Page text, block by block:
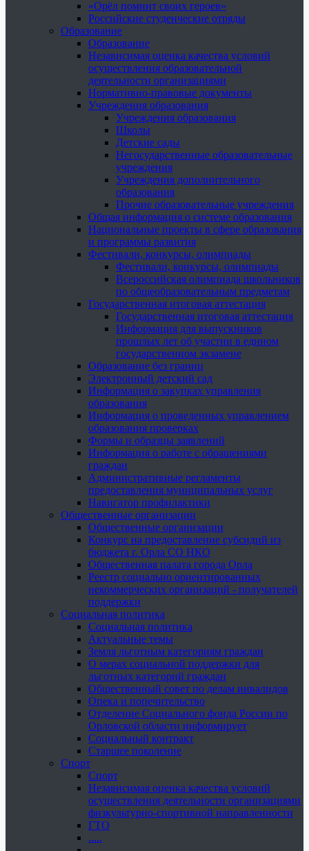
«Орёл помнит своих героев»
Российские студенческие отряды
Образование
Образование
Независимая оценка качества условий
осуществления образовательной
деятельности организациями
Нормативно-правовые документы
Учреждения образования
Учреждения образования
Школы
Детские сады
Негосударственные образовательные
учреждения
Учреждения дополнительного
образования
Прочие образовательные учреждения
Общая информация о системе образования
Национальные проекты в сфере образования
и программы развития
Фестивали, конкурсы, олимпиады
Фестивали, конкурсы, олимпиады
Всероссийская олимпиада школьников
по общеобразовательным предметам
Государственная итоговая аттестация
Государственная итоговая аттестация
Информация для выпускников
прошлых лет об участии в едином
государственном экзамене
Образование без границ
Электронный детский сад
Информация о закупках управления
образования
Информация о проведенных управлением
образования проверках
Формы и образцы заявлений
Информация о работе с обращениями
граждан
Административные регламенты
предоставления муниципальных услуг
Навигатор профилактики
Общественные организации
Общественные организации
Конкурс на предоставление субсидий из
бюджета г. Орла СО НКО
Общественная палата города Орла
Реестр социально ориентированных
некоммерческих организаций - получателей
поддержки
Социальная политика
Социальная политика
Актуальные темы
Земля льготным категориям граждан
О мерах социальной поддержки для
льготных категорий граждан
Общественный совет по делам инвалидов
Опека и попечительство
Отделение Социального фонда России по
Орловской области информирует
Социальный контракт
Старшее поколение
Спорт
Спорт
Независимая оценка качества условий
осуществления деятельности организациями
физкультурно-спортивной направленности
ГТО
.....